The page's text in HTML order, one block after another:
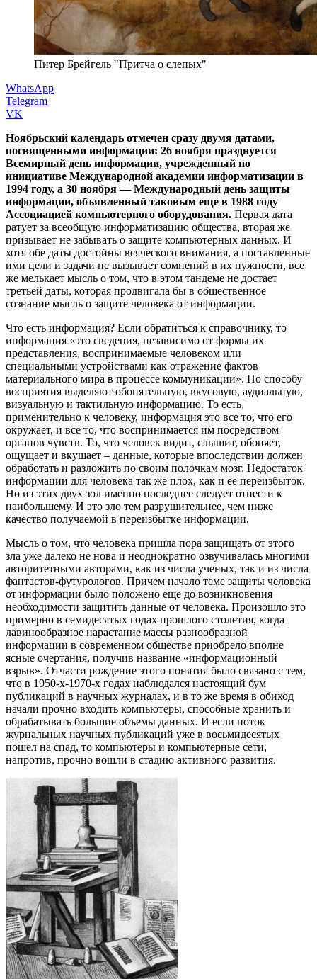
Питер Брейгель "Притча о слепых"
WhatsApp
Telegram
VK
Ноябрьский календарь отмечен сразу двумя датами,
посвященными информации: 26 ноября празднуется
Всемирный день информации, учрежденный по
инициативе Международной академии информатизации в
1994 году, а 30 ноября — Международный день защиты
информации, объявленный таковым еще в 1988 году
Ассоциацией компьютерного оборудования. Первая дата
ратует за всеобщую информатизацию общества, вторая же
призывает не забывать о защите компьютерных данных. И
хотя обе даты достойны всяческого внимания, а поставленные
ими цели и задачи не вызывает сомнений в их нужности, все
же мелькает мысль о том, что в этом тандеме не достает
третьей даты, которая продвигала бы в общественное
сознание мысль о защите человека от информации.
Что есть информация? Если обратиться к справочнику, то
информация «это сведения, независимо от формы их
представления, воспринимаемые человеком или
специальными устройствами как отражение фактов
материального мира в процессе коммуникации». По способу
восприятия выделяют обонятельную, вкусовую, аудиальную,
визуальную и тактильную информацию. То есть,
применительно к человеку, информация это все то, что его
окружает, и все то, что воспринимается им посредством
органов чувств. То, что человек видит, слышит, обоняет,
ощущает и вкушает – данные, которые впоследствии должен
обработать и разложить по своим полочкам мозг. Недостаток
информации для человека так же плох, как и ее переизбыток.
Но из этих двух зол именно последнее следует отнести к
наибольшему. И это зло тем разрушительнее, чем ниже
качество получаемой в переизбытке информации.
Мысль о том, что человека пришла пора защищать от этого
зла уже далеко не нова и неоднократно озвучивалась многими
авторитетными авторами, как из числа ученых, так и из числа
фантастов-футурологов. Причем начало теме защиты человека
от информации было положено еще до возникновения
необходимости защитить данные от человека. Произошло это
примерно в семидесятых годах прошлого столетия, когда
лавинообразное нарастание массы разнообразной
информации в современном обществе приобрело вполне
ясные очертания, получив название «информационный
взрыв». Отчасти рождение этого понятия было связано с тем,
что в 1950-х-1970-х годах наблюдался настоящий бум
публикаций в научных журналах, и в то же время в обиход
начали прочно входить компьютеры, способные хранить и
обрабатывать большие объемы данных. И если поток
журнальных научных публикаций уже в восьмидесятых
пошел на спад, то компьютеры и компьютерные сети,
напротив, прочно вошли в стадию активного развития.